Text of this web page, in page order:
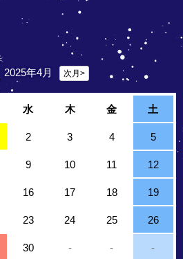
2025年4月 次月>
水 木 金 土
2 3 4 5
9 10 11 12
16 17 18 19
23 24 25 26
30 - - -